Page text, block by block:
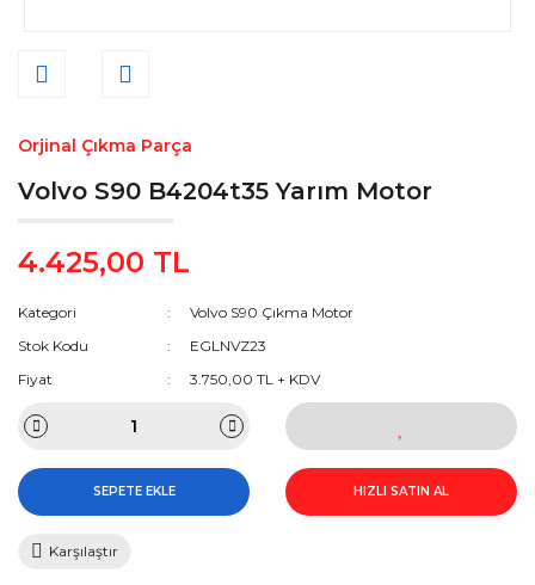
Orjinal Çıkma Parça
Volvo S90 B4204t35 Yarım Motor
4.425,00 TL
Kategori
Volvo S90 Çıkma Motor
Stok Kodu
EGLNVZ23
Fiyat
3.750,00 TL + KDV
SEPETE EKLE HIZLI SATIN AL
Karşılaştır